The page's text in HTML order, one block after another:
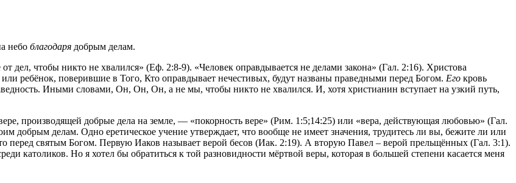
небо благодаря добрым делам.
дел, чтобы никто не хвалился» (Еф. 2:8-9). «Человек оправдывается не делами закона» (Гал. 2:16). Христова
ребёнок, поверившие в Того, Кто оправдывает нечестивых, будут названы праведными перед Богом. Его кровь
Иными словами, Он, Он, Он, а не мы, чтобы никто не хвалился. И, хотя христианин вступает на узкий путь,
производящей добрые дела на земле, — «покорность вере» (Рим. 1:5;14:25) или «вера, действующая любовью» (Гал.
добрым делам. Одно еретическое учение утверждает, что вообще не имеет значения, трудитесь ли вы, бежите ли или
перед святым Богом. Первую Иаков называет верой бесов (Иак. 2:19). А вторую Павел – верой прельщённых (Гал. 3:1).
католиков. Но я хотел бы обратиться к той разновидности мёртвой веры, которая в большей степени касается меня